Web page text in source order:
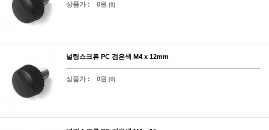
상품가 : 0원 (0)
널링스크류 PC 검은색 M4 x 12mm
상품가 : 0원 (0)